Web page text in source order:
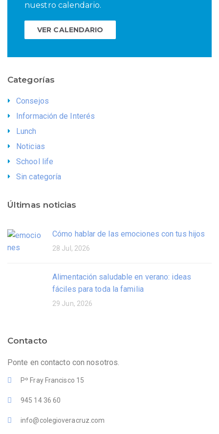
nuestro calendario.
VER CALENDARIO
Categorías
Consejos
Información de Interés
Lunch
Noticias
School life
Sin categoría
Últimas noticias
Cómo hablar de las emociones con tus hijos
28 Jul, 2026
Alimentación saludable en verano: ideas
fáciles para toda la familia
29 Jun, 2026
Contacto
Ponte en contacto con nosotros.
Pº Fray Francisco 15
945 14 36 60
info@colegioveracruz.com